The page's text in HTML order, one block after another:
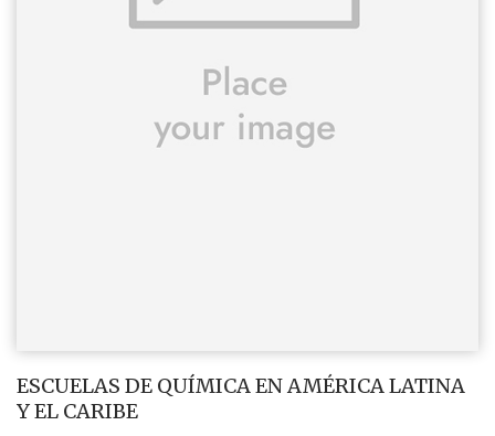
ESCUELAS DE QUÍMICA EN AMÉRICA LATINA
Y EL CARIBE